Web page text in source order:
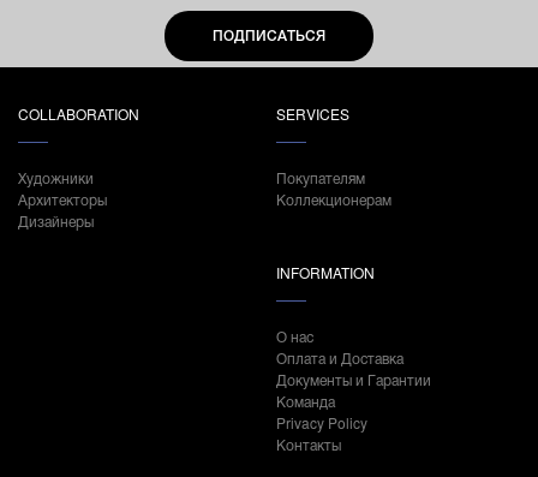
ПОДПИСАТЬСЯ
COLLABORATION
Художники
Архитекторы
Дизайнеры
SERVICES
Покупателям
Коллекционерам
INFORMATION
О нас
Оплата и Доставка
Документы и Гарантии
Команда
Privacy Policy
Контакты